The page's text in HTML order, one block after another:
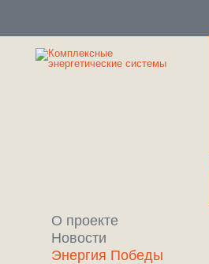
О проекте
Новости
Энергия Победы